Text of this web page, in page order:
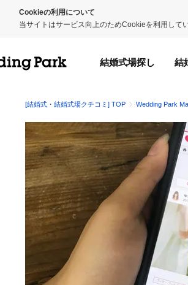
Cookieの利用について
当サイトはサービス向上のためCookieを利用して
結婚式場探し 結
[結婚式・結婚式場クチコミ] TOP Wedding Park